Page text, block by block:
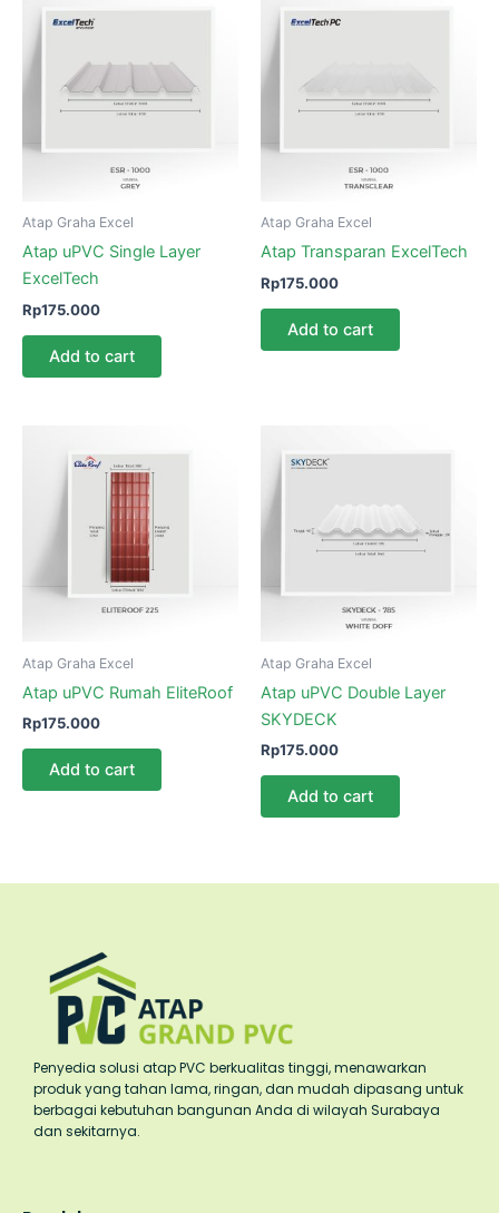
Atap Graha Excel
Atap uPVC Single Layer
ExcelTech
Rp175.000
Add to cart
Atap Graha Excel
Atap Transparan ExcelTech
Rp175.000
Add to cart
Atap Graha Excel
Atap uPVC Rumah EliteRoof
Rp175.000
Add to cart
Atap Graha Excel
Atap uPVC Double Layer
SKYDECK
Rp175.000
Add to cart
Penyedia solusi atap PVC berkualitas tinggi, menawarkan
produk yang tahan lama, ringan, dan mudah dipasang untuk
berbagai kebutuhan bangunan Anda di wilayah Surabaya
dan sekitarnya.